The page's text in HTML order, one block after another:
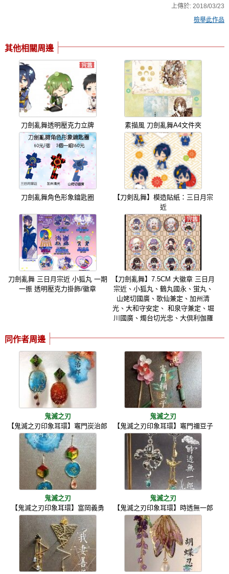
上傳於:2018/03/23
檢舉此作品
其他相關周邊
刀劍亂舞透明壓克力立牌 素描風 刀劍亂舞A4文件夾
刀劍亂舞角色形象鑰匙圈
【刀剣乱舞】模造貼紙：三日月宗
近
刀劍亂舞 三日月宗近 小狐丸 一期
一振 透明壓克力掛飾/徽章
【刀劍亂舞】7.5CM 大徽章 三日月
宗近、小狐丸、鶴丸國永、蛍丸、
山姥切國廣、歌仙兼定、加州清
光、大和守安定、 和泉守兼定、堀
川國廣、燭台切光忠、大倶利伽羅
同作者周邊
鬼滅之刃
【鬼滅之刃印象耳環】竈門炭治郎
鬼滅之刃
【鬼滅之刃印象耳環】竈門禰豆子
鬼滅之刃
【鬼滅之刃印象耳環】富岡義勇
鬼滅之刃
【鬼滅之刃印象耳環】時透無一郎